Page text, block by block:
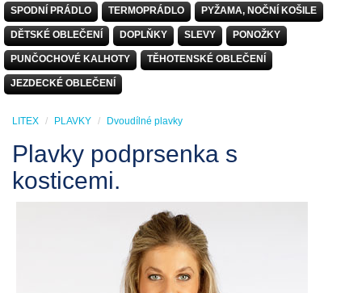
SPODNÍ PRÁDLO TERMOPRÁDLO PYŽAMA, NOČNÍ KOŠILE
DĚTSKÉ OBLEČENÍ DOPLŇKY SLEVY PONOŽKY
PUNČOCHOVÉ KALHOTY TĚHOTENSKÉ OBLEČENÍ
JEZDECKÉ OBLEČENÍ
LITEX PLAVKY Dvoudílné plavky
Plavky podprsenka s
kosticemi.